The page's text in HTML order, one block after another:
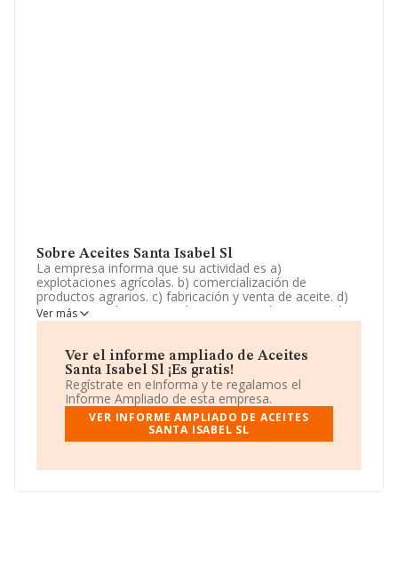
Sobre Aceites Santa Isabel Sl
La empresa informa que su actividad es a)
explotaciones agrícolas. b) comercialización de
productos agrarios. c) fabricación y venta de aceite. d)
operaciones de exportación e importación. registro de
exportaciones. La empresa es una Sociedad Limitada.
actividades de construcción especializada n.c.o.p.'. La
empresa no tiene actividad en mercados exteriores.
En cuanto al rendimiento de la compañía en 2012,
comparado con el año anterior, las ventas han subido
B23488265, tiene domicilio fiscal en Calle Ponton núm.
Ver más
Ver el informe ampliado de Aceites
Santa Isabel Sl ¡Es gratis!
Regístrate en eInforma y te regalamos el
Informe Ampliado de esta empresa.
VER INFORME AMPLIADO DE ACEITES
SANTA ISABEL SL